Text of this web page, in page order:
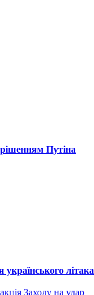
Путіна
літака
Заходу на удар